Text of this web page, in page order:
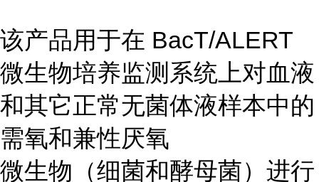
该产品用于在 BacT/ALERT
微生物培养监测系统上对血液
和其它正常无菌体液样本中的
需氧和兼性厌氧
微生物（细菌和酵母菌）进行